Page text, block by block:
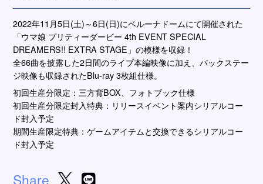
2022年11月5日(土)～6日(日)にベルーナドームにて開催された
「ウマ娘 プリティーダービー 4th EVENT SPECIAL
DREAMERS!! EXTRA STAGE」の模様を収録！
全66曲を披露した2日間のライブ本編映像に加え、バックステー
ジ映像も収録されたBlu-ray 3枚組仕様。
初回生産分限定：三方背BOX、フォトブック仕様
初回生産分限定封入特典：リリースイベント案内シリアルコー
ド封入予定
期間生産限定特典：ゲームアイテムと交換できるシリアルコー
ド封入予定
Share